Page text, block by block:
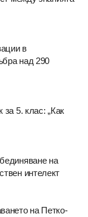
в
над 290
за 5. клас: „Как
на
интелект
на Петко-